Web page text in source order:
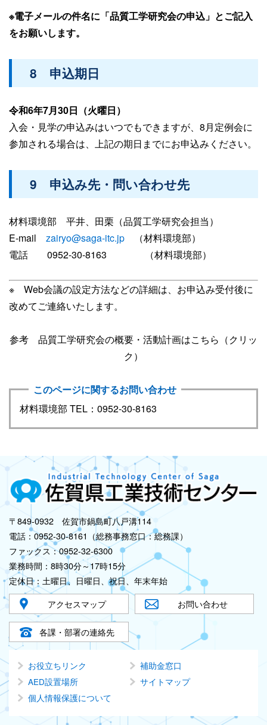
※電子メールの件名に「品質工学研究会の申込」とご記入
をお願いします。
8 申込期日
令和6年7月30日（火曜日）
入会・見学の申込みはいつでもできますが、8月定例会に
参加される場合は、上記の期日までにお申込みください。
9 申込み先・問い合わせ先
材料環境部 平井、田栗（品質工学研究会担当）
E-mail zairyo@saga-itc.jp （材料環境部）
電話 0952-30-8163 （材料環境部）
※ Web会議の設定方法などの詳細は、お申込み受付後に
改めてご連絡いたします。
参考 品質工学研究会の概要・活動計画はこちら（クリッ
ク）
このページに関するお問い合わせ
材料環境部 TEL：0952-30-8163
〒849-0932 佐賀市鍋島町八戸溝114
電話：0952-30-8161（総務事務窓口：総務課）
ファックス：0952-32-6300
業務時間：8時30分～17時15分
定休日：土曜日、日曜日、祝日、年末年始
アクセスマップ お問い合わせ
各課・部署の連絡先
お役立ちリンク
補助金窓口
AED設置場所
サイトマップ
個人情報保護について